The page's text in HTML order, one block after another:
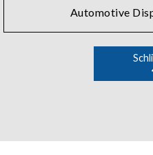
Automotive